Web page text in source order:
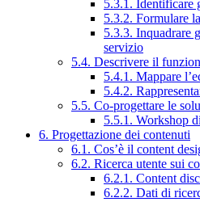
5.3.1. Identificare
5.3.2. Formulare
5.3.3. Inquadrare
servizio
5.4. Descrivere il
5.4.1. Mappare
5.4.2.
5.5. Co-progettare le
5.5.1. Workshop
6. Progettazione dei contenuti
6.1. Cos’è il content
6.2. Ricerca utente sui
6.2.1. Content
6.2.2. Dati di